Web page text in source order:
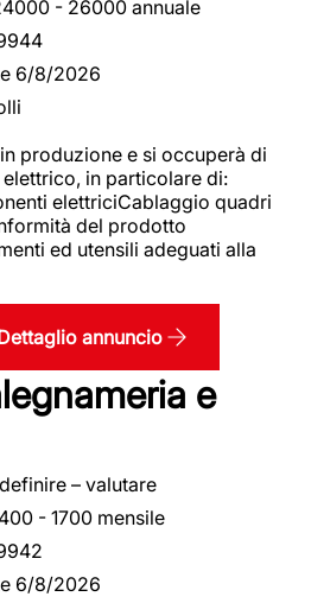
- 26000 annuale
6/8/2026
produzione e si occuperà di
in particolare di:
elettriciCablaggio quadri
del prodotto
ed utensili adeguati alla
annuncio
e
– valutare
- 1700 mensile
6/8/2026